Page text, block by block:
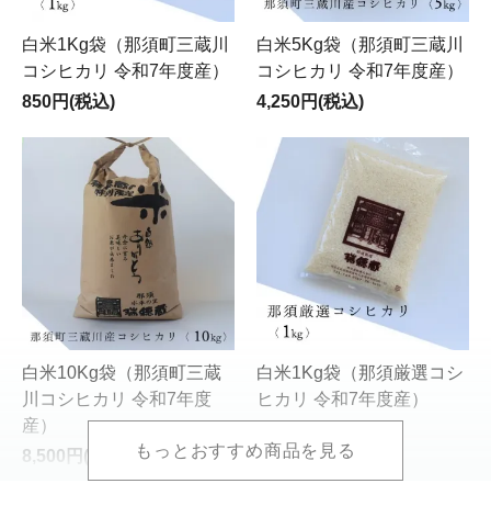
白米1Kg袋（那須町三蔵川
コシヒカリ 令和7年度産）
850円(税込)
白米5Kg袋（那須町三蔵川
コシヒカリ 令和7年度産）
4,250円(税込)
白米10Kg袋（那須町三蔵
川コシヒカリ 令和7年度
産）
8,500円(税込)
白米1Kg袋（那須厳選コシ
ヒカリ 令和7年度産）